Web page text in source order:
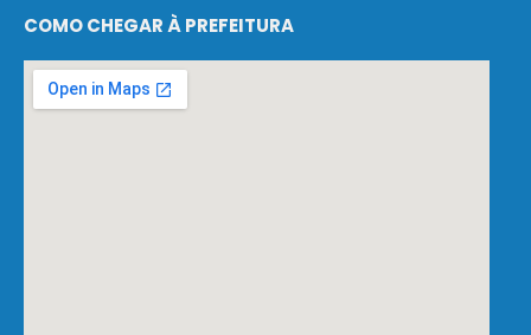
COMO CHEGAR À PREFEITURA